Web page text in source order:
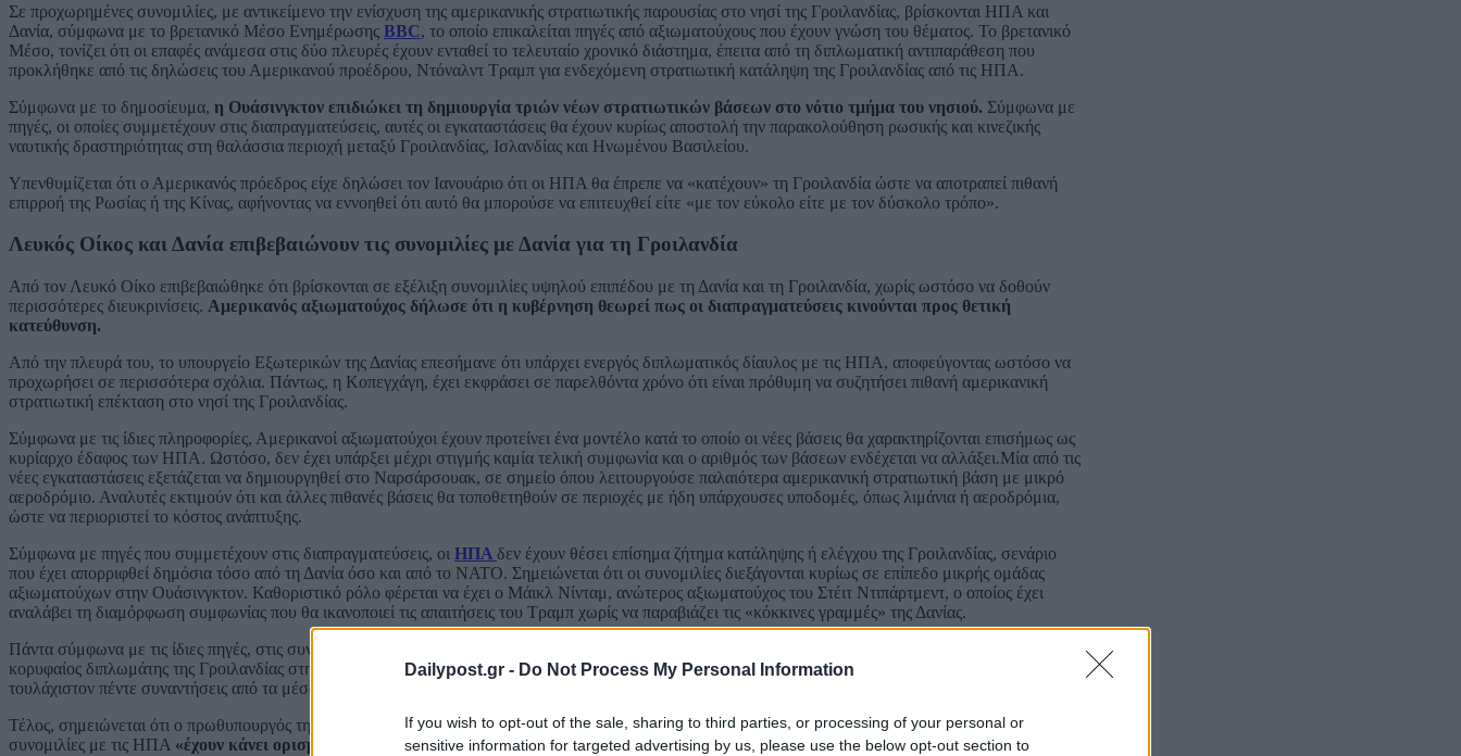
Dailypost.gr - Do Not Process My Personal Information
If you wish to opt-out of the sale, sharing to third parties, or processing of your personal or
sensitive information for targeted advertising by us, please use the below opt-out section to
Σε προχωρημένες συνομιλίες, με αντικείμενο την ενίσχυση της αμερικανικής στρατιωτικής παρουσίας στο νησί της Γροιλανδίας, βρίσκονται ΗΠΑ και
Δανία, σύμφωνα με το βρετανικό Μέσο Ενημέρωσης BBC, το οποίο επικαλείται πηγές από αξιωματούχους που έχουν γνώση του θέματος. Το βρετανικό
Μέσο, τονίζει ότι οι επαφές ανάμεσα στις δύο πλευρές έχουν ενταθεί το τελευταίο χρονικό διάστημα, έπειτα από τη διπλωματική αντιπαράθεση που
προκλήθηκε από τις δηλώσεις του Αμερικανού προέδρου, Ντόναλντ Τραμπ για ενδεχόμενη στρατιωτική κατάληψη της Γροιλανδίας από τις ΗΠΑ.
Σύμφωνα με το δημοσίευμα, η Ουάσινγκτον επιδιώκει τη δημιουργία τριών νέων στρατιωτικών βάσεων στο νότιο τμήμα του νησιού. Σύμφωνα με
πηγές, οι οποίες συμμετέχουν στις διαπραγματεύσεις, αυτές οι εγκαταστάσεις θα έχουν κυρίως αποστολή την παρακολούθηση ρωσικής και κινεζικής
ναυτικής δραστηριότητας στη θαλάσσια περιοχή μεταξύ Γροιλανδίας, Ισλανδίας και Ηνωμένου Βασιλείου.
Υπενθυμίζεται ότι ο Αμερικανός πρόεδρος είχε δηλώσει τον Ιανουάριο ότι οι ΗΠΑ θα έπρεπε να «κατέχουν» τη Γροιλανδία ώστε να αποτραπεί πιθανή
επιρροή της Ρωσίας ή της Κίνας, αφήνοντας να εννοηθεί ότι αυτό θα μπορούσε να επιτευχθεί είτε «με τον εύκολο είτε με τον δύσκολο τρόπο».
Λευκός Οίκος και Δανία επιβεβαιώνουν τις συνομιλίες με Δανία για τη Γροιλανδία
Από τον Λευκό Οίκο επιβεβαιώθηκε ότι βρίσκονται σε εξέλιξη συνομιλίες υψηλού επιπέδου με τη Δανία και τη Γροιλανδία, χωρίς ωστόσο να δοθούν
περισσότερες διευκρινίσεις. Αμερικανός αξιωματούχος δήλωσε ότι η κυβέρνηση θεωρεί πως οι διαπραγματεύσεις κινούνται προς θετική
κατεύθυνση.
Από την πλευρά του, το υπουργείο Εξωτερικών της Δανίας επεσήμανε ότι υπάρχει ενεργός διπλωματικός δίαυλος με τις ΗΠΑ, αποφεύγοντας ωστόσο να
προχωρήσει σε περισσότερα σχόλια. Πάντως, η Κοπεγχάγη, έχει εκφράσει σε παρελθόντα χρόνο ότι είναι πρόθυμη να συζητήσει πιθανή αμερικανική
στρατιωτική επέκταση στο νησί της Γροιλανδίας.
Σύμφωνα με τις ίδιες πληροφορίες, Αμερικανοί αξιωματούχοι έχουν προτείνει ένα μοντέλο κατά το οποίο οι νέες βάσεις θα χαρακτηρίζονται επισήμως ως
κυρίαρχο έδαφος των ΗΠΑ. Ωστόσο, δεν έχει υπάρξει μέχρι στιγμής καμία τελική συμφωνία και ο αριθμός των βάσεων ενδέχεται να αλλάξει.Μία από τις
νέες εγκαταστάσεις εξετάζεται να δημιουργηθεί στο Ναρσάρσουακ, σε σημείο όπου λειτουργούσε παλαιότερα αμερικανική στρατιωτική βάση με μικρό
αεροδρόμιο. Αναλυτές εκτιμούν ότι και άλλες πιθανές βάσεις θα τοποθετηθούν σε περιοχές με ήδη υπάρχουσες υποδομές, όπως λιμάνια ή αεροδρόμια,
ώστε να περιοριστεί το κόστος ανάπτυξης.
Σύμφωνα με πηγές που συμμετέχουν στις διαπραγματεύσεις, οι ΗΠΑ δεν έχουν θέσει επίσημα ζήτημα κατάληψης ή ελέγχου της Γροιλανδίας, σενάριο
που έχει απορριφθεί δημόσια τόσο από τη Δανία όσο και από το ΝΑΤΟ. Σημειώνεται ότι οι συνομιλίες διεξάγονται κυρίως σε επίπεδο μικρής ομάδας
αξιωματούχων στην Ουάσινγκτον. Καθοριστικό ρόλο φέρεται να έχει ο Μάικλ Νίνταμ, ανώτερος αξιωματούχος του Στέιτ Ντιπάρτμεντ, ο οποίος έχει
αναλάβει τη διαμόρφωση συμφωνίας που θα ικανοποιεί τις απαιτήσεις του Τραμπ χωρίς να παραβιάζει τις «κόκκινες γραμμές» της Δανίας.
Πάντα σύμφωνα με τις ίδιες πηγές, στις συναντήσεις συμμετέχουν, μεταξύ άλλων, ο Δανός πρέσβης στις ΗΠΑ, Γέσπερ Μέλερ Σόρενσεν, και ο
κορυφαίος διπλωμάτης της Γροιλανδίας στην Ουάσινγκτον, Γιάκομπ Ισμπόσετσεν. Σύμφωνα με τις ίδιες πηγές, οι δύο πλευρές έχουν πραγματοποιήσει
τουλάχιστον πέντε συναντήσεις από τα μέσα Ιανουαρίου.
Τέλος, σημειώνεται ότι ο πρωθυπουργός της Γροιλανδίας, Γενς Φρέντερικ Νίλσεν, δήλωσε σε Σύνοδο για τη Δημοκρατία στην Κοπεγχάγη ότι οι
συνομιλίες με τις ΗΠΑ «έχουν κάνει ορισμένα βήματα προς τη σωστή κατεύθυνση», επισημαίνοντας πάντως ότι οι επαφές παραμένουν σε εξέλιξη.